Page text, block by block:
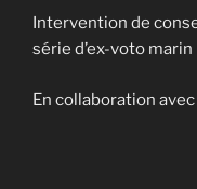
Intervention de
série d’ex-voto marin
En collaboration